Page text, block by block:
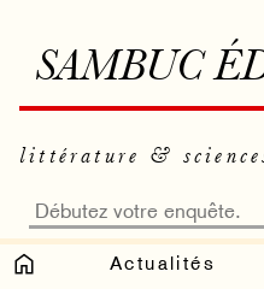
SAMBUC
littérature &
Actualités